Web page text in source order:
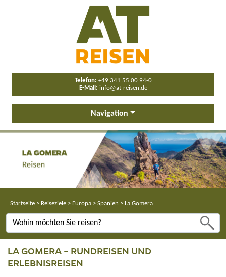
Telefon: +49 341 55 00 94-0
E-Mail: info@at-reisen.de
Navigation
Startseite > Reiseziele > Europa > Spanien > La Gomera
LA GOMERA – RUNDREISEN UND
ERLEBNISREISEN